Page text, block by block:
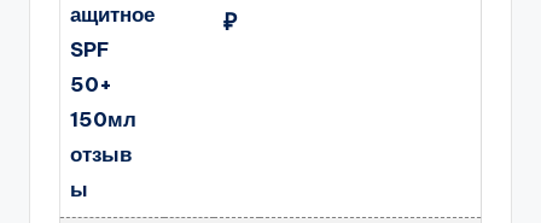
ащитное
SPF
50+
150мл
отзыв
ы
₽